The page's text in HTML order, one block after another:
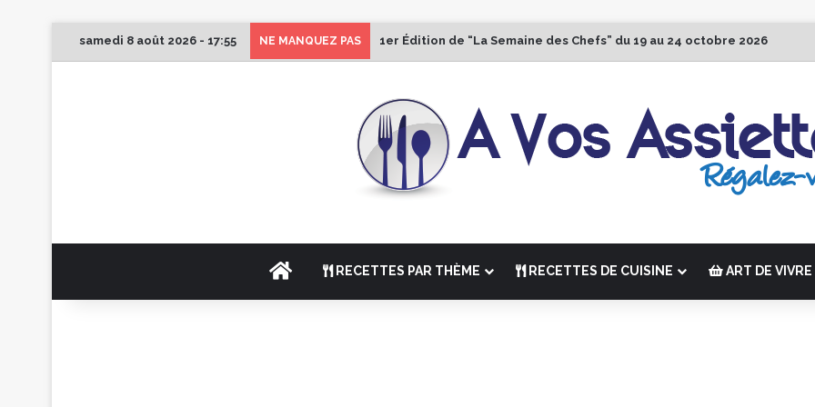
samedi 8 août 2026 - 17:55 NE MANQUEZ PAS 1er Édition de “La Semaine des Chefs” du 19 au 24 octobre 2026
ACCUEILRECETTES PAR THÈME RECETTES DE CUISINE ART DE VIVRE